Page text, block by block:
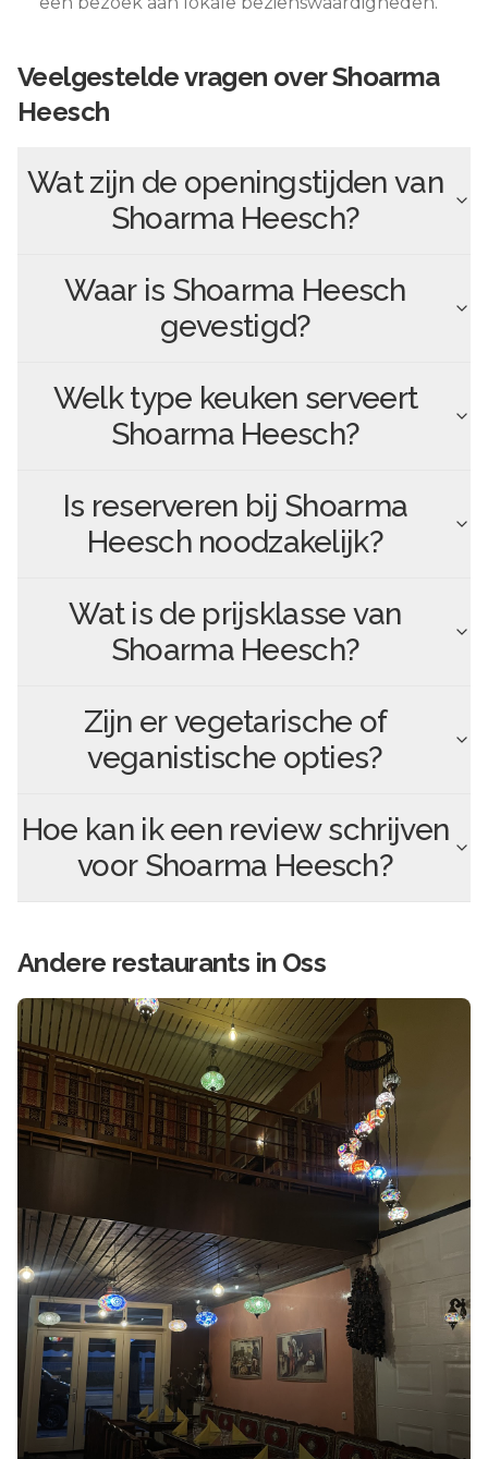
Veelgestelde vragen overShoarma
Heesch
Wat zijn de openingstijden van
Shoarma Heesch?
Waar is Shoarma Heesch
gevestigd?
Welk type keuken serveert
Shoarma Heesch?
Is reserveren bij Shoarma
Heeschnoodzakelijk?
Wat is de prijsklasse van
Shoarma Heesch?
Zijn er vegetarische of
veganistische opties?
Hoe kan ik een review schrijven
voor Shoarma Heesch?
Andere restaurants in Oss